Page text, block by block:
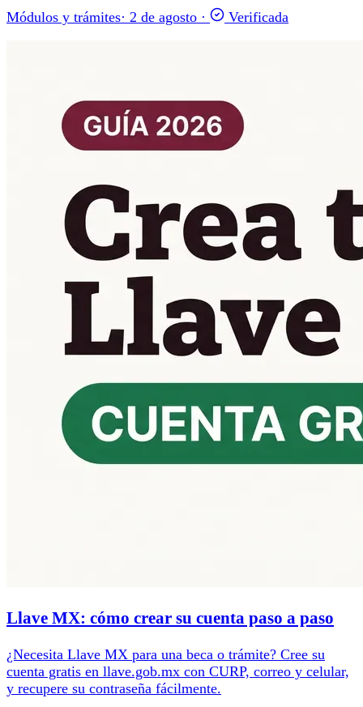
Módulos y trámites· 2 de agosto · Verificada
Llave MX: cómo crear su cuenta paso a paso
¿Necesita Llave MX para una beca o trámite? Cree su
cuenta gratis en llave.gob.mx con CURP, correo y celular,
y recupere su contraseña fácilmente.